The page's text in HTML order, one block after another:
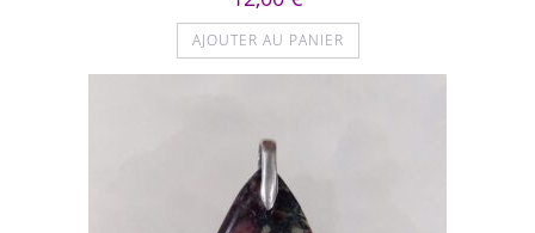
AJOUTER AU PANIER